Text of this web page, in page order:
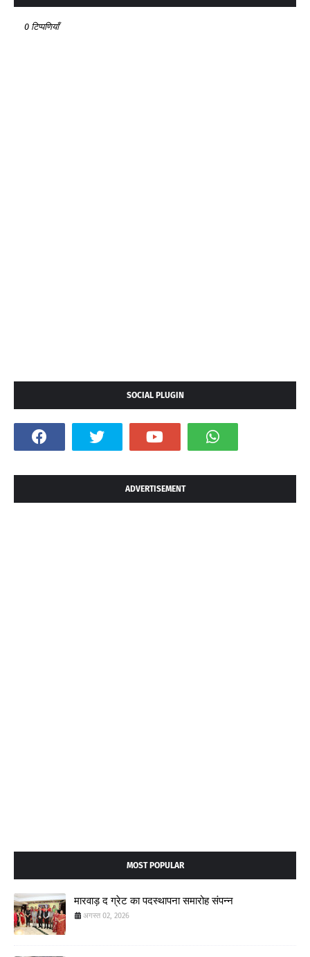
0 टिप्पणियाँ
SOCIAL PLUGIN
ADVERTISEMENT
MOST POPULAR
मारवाड़ द ग्रेट का पदस्थापना समारोह संपन्न
अगस्त 02, 2026